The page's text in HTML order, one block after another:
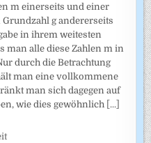
m einerseits und einer
g andererseits
in ihrem weitesten
man alle diese Zahlen m in
durch die Betrachtung
man eine vollkommene
man sich dagegen auf
wie dies gewöhnlich [...]